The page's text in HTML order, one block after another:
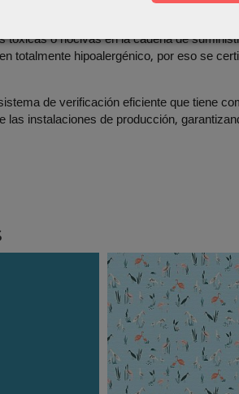
tóxicas o nocivas en la cadena de
totalmente hipoalergénico, por eso se
de verificación eficiente que tiene
instalaciones de producción,